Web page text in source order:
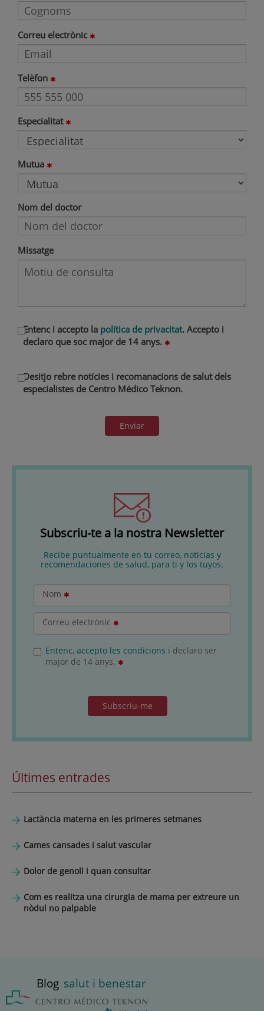
Correu electrònic
Telèfon
Especialitat
Mutua
Nom del doctor
Missatge
Entenc i accepto la política de privacitat. Accepto i
declaro que soc major de 14 anys.
Desitjo rebre notícies i recomanacions de salut dels
especialistes de Centro Médico Teknon.
Enviar
Subscriu-te a la nostra Newsletter
Recibe puntualmente en tu correo, noticias y
recomendaciones de salud, para ti y los tuyos.
Nom
Correu electrònic
Entenc, accepto les condicions i declaro ser
major de 14 anys.
Subscriu-me
Últimes entrades
Lactància materna en les primeres setmanes
Cames cansades i salut vascular
Dolor de genoll i quan consultar
Com es realitza una cirurgia de mama per extreure un
nòdul no palpable
Blog salut i benestar